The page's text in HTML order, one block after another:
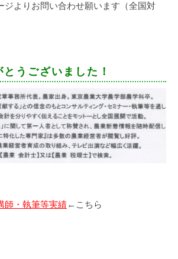
ジよりお問い合わせ願います（全国対
うございました！
師・執筆等実績←こちら